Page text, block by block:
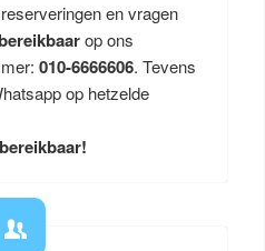
en vragen
op ons
010-6666606. Tevens
op hetzelde